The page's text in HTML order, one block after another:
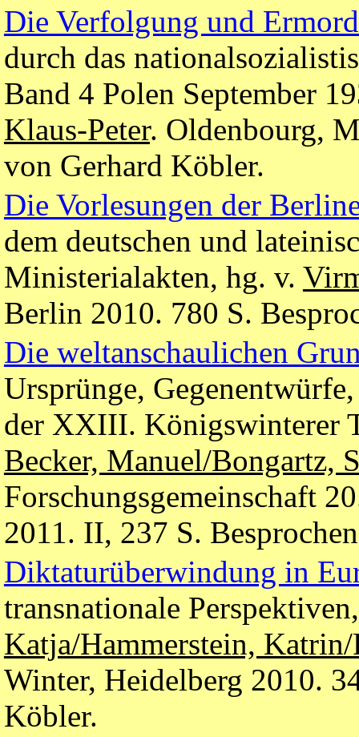
Die Verfolgung und
durch das
Band 4 Polen September
Klaus-Peter. Oldenbourg,
von Gerhard Köbler.
Die Vorlesungen der
dem deutschen und
Ministerialakten, hg. v.
Berlin 2010. 780 S.
Die weltanschaulichen
Ursprünge,
der XXIII. Königswinterer
Becker, Manuel/Bongartz,
Forschungsgemeinschaft
2011. II, 237 S.
Diktaturüberwindung in
transnationale
Katja/Hammerstein,
Winter, Heidelberg 2010.
Köbler.